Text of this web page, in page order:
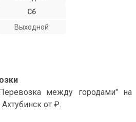
Сб
Выходной
между городами" на
от ₽.